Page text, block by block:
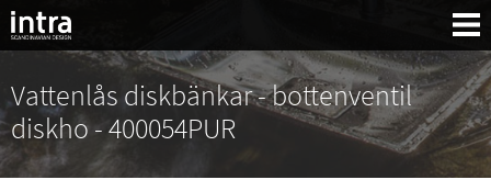
Vattenlås diskbänkar - bottenventil
diskho - 400054PUR